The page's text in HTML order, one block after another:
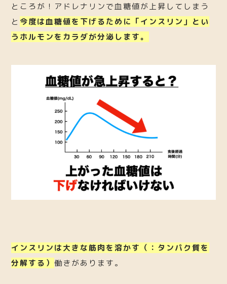
ところが！アドレナリンで血糖値が上昇してしまう
と 今度は血糖値を下げるために「インスリン」とい
うホルモンをカラダが分泌します。
インスリンは大きな筋肉を溶かす（：タンパク質を
分解する）働きがあります。